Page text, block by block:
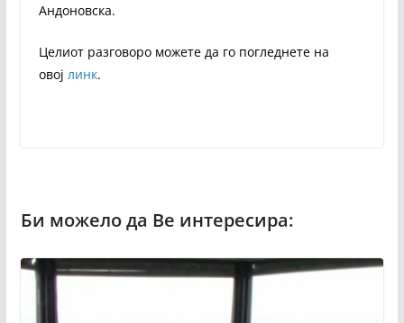
Андоновска.
Целиот разговоро можете да го погледнете на
овој линк.